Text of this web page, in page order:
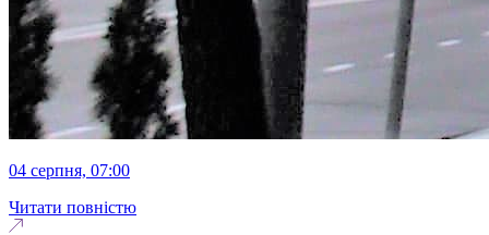
04 серпня, 07:00
Читати повністю